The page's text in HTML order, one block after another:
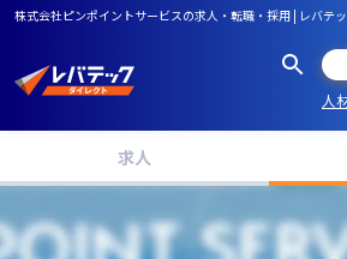
株式会社ピンポイントサービスの求人・転職・採用 | レバテ
人
求人